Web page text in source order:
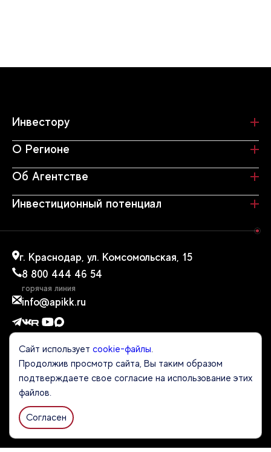
Инвестору
О Регионе
Об Агентстве
Инвестиционный потенциал
г. Краснодар, ул. Комсомольская, 15
8 800 444 46 54
горячая линия
info@apikk.ru
СКАЧАТЬ ПРЕЗЕНТАЦИЮ ОБ АГЕНТСТВЕ
Политика конфиденциальности
Политика обработки персональных данных
Сайт использует cookie-файлы.
Продолжив просмотр сайта, Вы таким образом
подтверждаете свое согласие на использование этих
файлов.
Согласен